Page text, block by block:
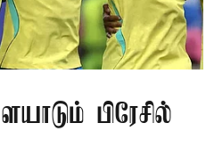
பிரேசில்